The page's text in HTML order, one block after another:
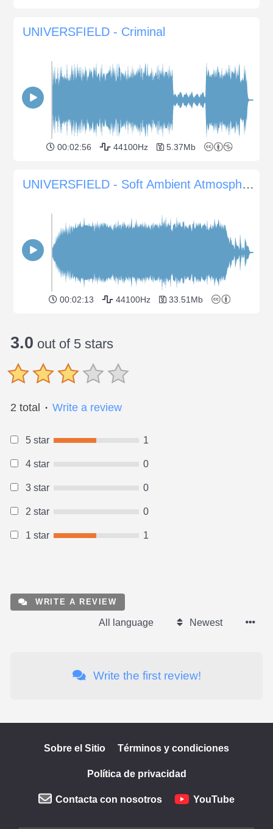
UNIVERSFIELD - Criminal
00:02:56 44100Hz 5.37Mb
UNIVERSFIELD - Soft Ambient Atmosphere for Nature Documentaries
00:02:13 44100Hz 33.51Mb
3.0 out of 5 stars
2 total ● Write a review
5 star 1
4 star 0
3 star 0
2 star 0
1 star 1
WRITE A REVIEW
All language Newest
Write the first review!
Sobre el Sitio Términos y condiciones
Política de privacidad
Contacta con nosotros YouTube